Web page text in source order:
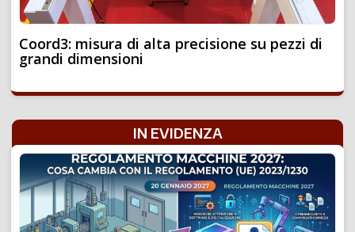
Coord3: misura di alta precisione su pezzi di
grandi dimensioni
IN EVIDENZA